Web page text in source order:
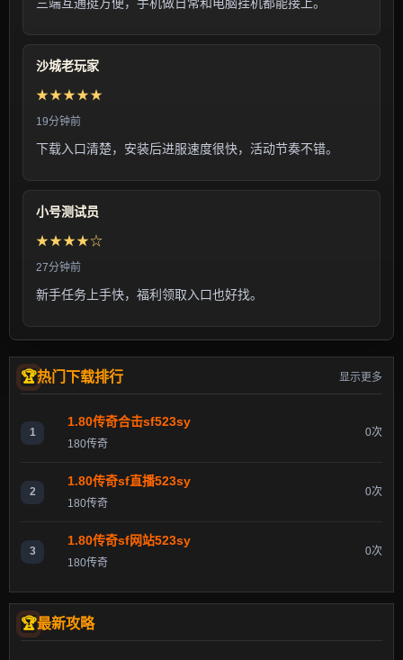
沙城老玩家
★★★★★
19分钟前
下载入口清楚，安装后进服速度很快，活动节奏不错。
小号测试员
★★★★☆
27分钟前
新手任务上手快，福利领取入口也好找。
热门下载排行 显示更多
1
1.80传奇合击sf523sy
180传奇
0次
2
1.80传奇sf直播523sy
180传奇
0次
3
1.80传奇sf网站523sy
180传奇
0次
最新攻略